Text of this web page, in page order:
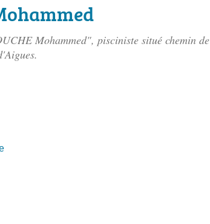
Mohammed", pisciniste situé chemin de